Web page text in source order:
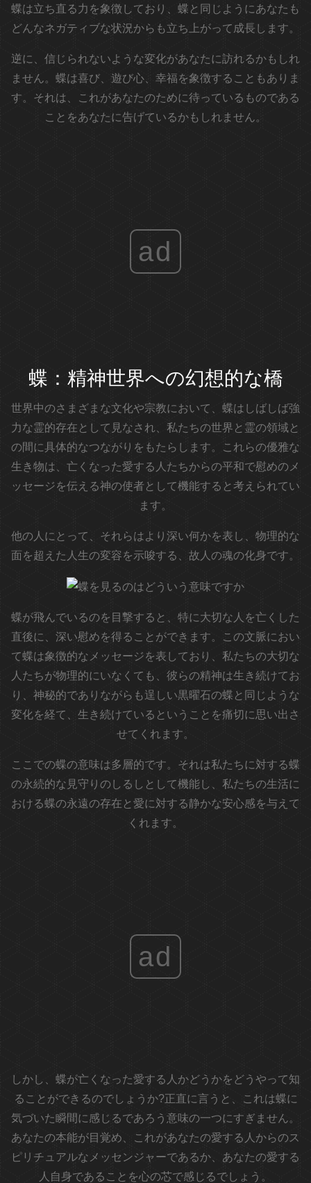
蝶は立ち直る力を象徴しており、蝶と同じようにあなたも
どんなネガティブな状況からも立ち上がって成長します。
逆に、信じられないような変化があなたに訪れるかもしれ
ません。蝶は喜び、遊び心、幸福を象徴することもありま
す。それは、これがあなたのために待っているものである
ことをあなたに告げているかもしれません。
ad
蝶：精神世界への幻想的な橋
世界中のさまざまな文化や宗教において、蝶はしばしば強
力な霊的存在として見なされ、私たちの世界と霊の領域と
の間に具体的なつながりをもたらします。これらの優雅な
生き物は、亡くなった愛する人たちからの平和で慰めのメ
ッセージを伝える神の使者として機能すると考えられてい
ます。
他の人にとって、それらはより深い何かを表し、物理的な
面を超えた人生の変容を示唆する、故人の魂の化身です。
蝶が飛んでいるのを目撃すると、特に大切な人を亡くした
直後に、深い慰めを得ることができます。この文脈におい
て蝶は象徴的なメッセージを表しており、私たちの大切な
人たちが物理的にいなくても、彼らの精神は生き続けてお
り、神秘的でありながらも逞しい黒曜石の蝶と同じような
変化を経て、生き続けているということを痛切に思い出さ
せてくれます。
ここでの蝶の意味は多層的です。それは私たちに対する蝶
の永続的な見守りのしるしとして機能し、私たちの生活に
おける蝶の永遠の存在と愛に対する静かな安心感を与えて
くれます。
ad
しかし、蝶が亡くなった愛する人かどうかをどうやって知
ることができるのでしょうか?正直に言うと、これは蝶に
気づいた瞬間に感じるであろう意味の一つにすぎません。
あなたの本能が目覚め、これがあなたの愛する人からのス
ピリチュアルなメッセンジャーであるか、あなたの愛する
人自身であることを心の芯で感じるでしょう。